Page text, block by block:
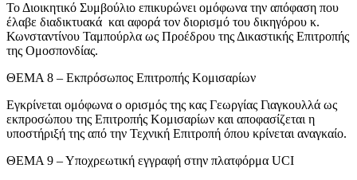
Το Διοικητικό Συμβούλιο επικυρώνει ομόφωνα την απόφαση που
έλαβε διαδικτυακά και αφορά τον διορισμό του δικηγόρου κ.
Κωνσταντίνου Ταμπούρλα ως Προέδρου της Δικαστικής Επιτροπής
της Ομοσπονδίας.
ΘΕΜΑ 8 – Εκπρόσωπος Επιτροπής Κομισαρίων
Εγκρίνεται ομόφωνα ο ορισμός της κας Γεωργίας Γιαγκουλλά ως
εκπροσώπου της Επιτροπής Κομισαρίων και αποφασίζεται η
υποστήριξή της από την Τεχνική Επιτροπή όπου κρίνεται αναγκαίο.
ΘΕΜΑ 9 – Υποχρεωτική εγγραφή στην πλατφόρμα UCI